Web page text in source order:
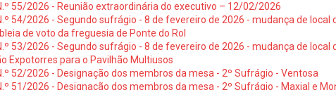
55/2026 - Reunião extraordinária do executivo – 12/02/2026
54/2026 - Segundo sufrágio - 8 de fevereiro de 2026 - mudança de local
de voto da freguesia de Ponte do Rol
53/2026 - Segundo sufrágio - 8 de fevereiro de 2026 - mudança de local
Expotorres para o Pavilhão Multiusos
52/2026 - Designação dos membros da mesa - 2º Sufrágio - Ventosa
51/2026 - Designação dos membros da mesa - 2º Sufrágio - Maxial e